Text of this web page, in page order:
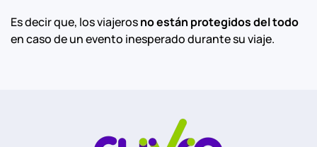
Es decir que, los viajerosno están protegidos del todo
en caso de un evento inesperado durante su viaje.